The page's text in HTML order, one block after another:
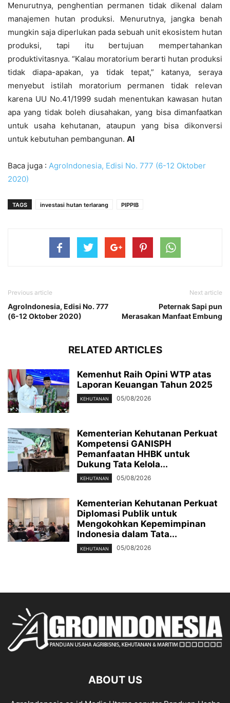
Menurutnya, penghentian permanen tidak dikenal dalam
manajemen hutan produksi. Menurutnya, jangka benah
mungkin saja diperlukan pada sebuah unit ekosistem hutan
produksi, tapi itu bertujuan mempertahankan
produktivitasnya. “Kalau moratorium berarti hutan produksi
tidak diapa-apakan, ya tidak tepat,” katanya, seraya
menyebut istilah moratorium permanen tidak relevan
karena UU No.41/1999 sudah menentukan kawasan hutan
apa yang tidak boleh diusahakan, yang bisa dimanfaatkan
untuk usaha kehutanan, ataupun yang bisa dikonversi
untuk kebutuhan pembangunan. AI
Baca juga : AgroIndonesia, Edisi No. 777 (6-12 Oktober
2020)
TAGS investasi hutan terlarang PIPPIB
Previous article
AgroIndonesia, Edisi No. 777
(6-12 Oktober 2020)
Next article
Peternak Sapi pun
Merasakan Manfaat Embung
RELATED ARTICLES
Kemenhut Raih Opini WTP atas
Laporan Keuangan Tahun 2025
KEHUTANAN 05/08/2026
Kementerian Kehutanan Perkuat
Kompetensi GANISPH
Pemanfaatan HHBK untuk
Dukung Tata Kelola...
KEHUTANAN 05/08/2026
Kementerian Kehutanan Perkuat
Diplomasi Publik untuk
Mengokohkan Kepemimpinan
Indonesia dalam Tata...
KEHUTANAN 05/08/2026
ABOUT US